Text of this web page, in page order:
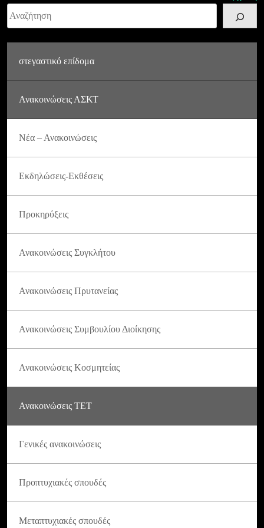
Αναζήτηση
στεγαστικό επίδομα
Ανακοινώσεις ΑΣΚΤ
Νέα – Ανακοινώσεις
Εκδηλώσεις-Εκθέσεις
Προκηρύξεις
Ανακοινώσεις Συγκλήτου
Ανακοινώσεις Πρυτανείας
Ανακοινώσεις Συμβουλίου Διοίκησης
Ανακοινώσεις Κοσμητείας
Ανακοινώσεις ΤΕΤ
Γενικές ανακοινώσεις
Προπτυχιακές σπουδές
Μεταπτυχιακές σπουδές